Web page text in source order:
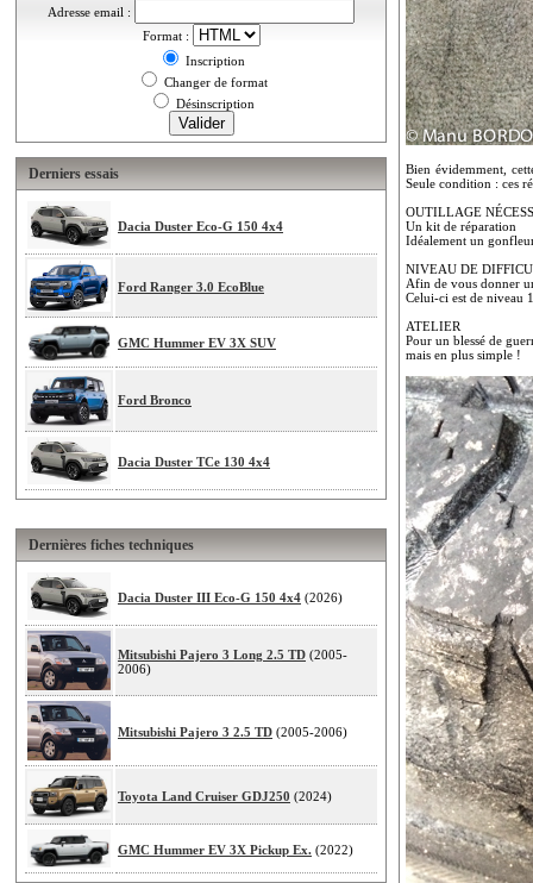
Adresse email :
Format :
Inscription
Changer de format
Désinscription
Derniers essais
Dacia Duster Eco-G 150 4x4
Ford Ranger 3.0 EcoBlue
GMC Hummer EV 3X SUV
Ford Bronco
Dacia Duster TCe 130 4x4
Dernières fiches techniques
Dacia Duster III Eco-G 150 4x4 (2026)
Mitsubishi Pajero 3 Long 2.5 TD (2005-
2006)
Mitsubishi Pajero 3 2.5 TD (2005-2006)
Toyota Land Cruiser GDJ250 (2024)
GMC Hummer EV 3X Pickup Ex. (2022)
Bien évidemment,
Seule condition : ces
OUTILLAGE
Un kit de réparation
Idéalement un
NIVEAU DE
Afin de vous donner
Celui-ci est de niveau
ATELIER
Pour un blessé de
mais en plus simple !